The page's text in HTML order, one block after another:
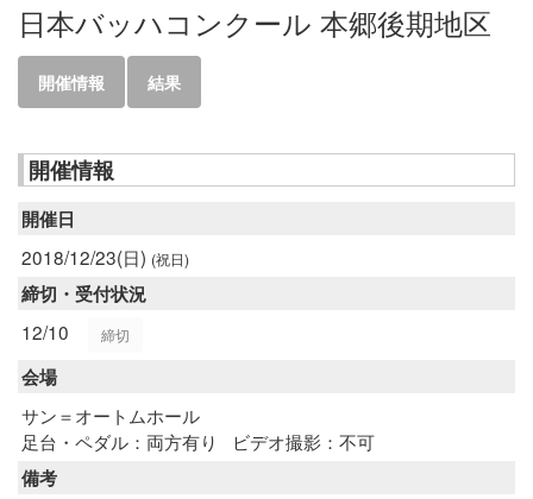
日本バッハコンクール 本郷後期地区
開催情報 結果
開催情報
開催日
2018/12/23(日) (祝日)
締切・受付状況
12/10
締切
会場
サン＝オートムホール
足台・ペダル：両方有り
ビデオ撮影：不可
備考